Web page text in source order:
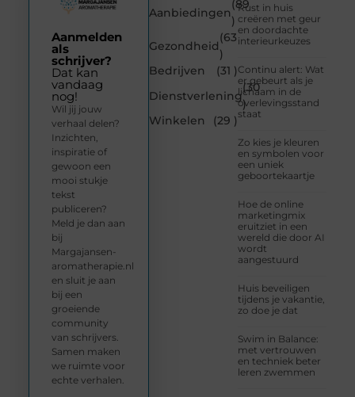
Aanbiedingen
(89
)
Gezondheid
(63
)
Bedrijven
(31 )
Dienstverlening
(30
)
Winkelen
(29 )
Rust in huis
creëren met geur
en doordachte
interieurkeuzes
Continu alert: Wat
er gebeurt als je
lichaam in de
overlevingsstand
staat
Zo kies je kleuren
en symbolen voor
een uniek
geboortekaartje
Hoe de online
marketingmix
eruitziet in een
wereld die door AI
wordt
aangestuurd
Huis beveiligen
tijdens je vakantie,
zo doe je dat
Swim in Balance:
met vertrouwen
en techniek beter
leren zwemmen
Aanmelden
als
schrijver?
Dat kan
vandaag
nog!
Wil jij jouw
verhaal delen?
Inzichten,
inspiratie of
gewoon een
mooi stukje
tekst
publiceren?
Meld je dan aan
bij
Margajansen-
aromatherapie.nl
en sluit je aan
bij een
groeiende
community
van schrijvers.
Samen maken
we ruimte voor
echte verhalen.